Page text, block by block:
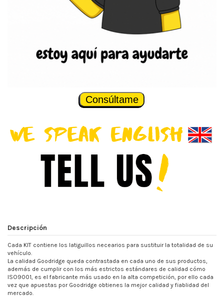
Consúltame
Descripción
Cada KIT contiene los latiguillos necearios para sustituir la totalidad de su
vehículo.
La calidad Goodridge queda contrastada en cada uno de sus productos,
además de cumplir con los más estrictos estándares de calidad cómo
ISO9001, es el fabricante más usado en la alta competición, por ello cada
vez que apuestas por Goodridge obtienes la mejor calidad y fiablidad del
mercado.